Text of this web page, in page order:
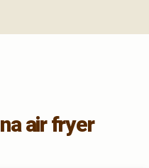
air fryer